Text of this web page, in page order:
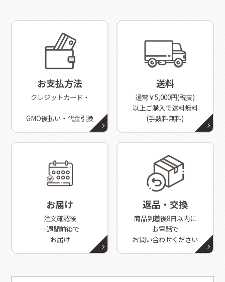
お支払方法
クレジットカード・
GMO後払い・代金引換
送料
通常￥5,000円(税抜)
以上ご購入で送料無料
(手数料無料)
お届け
注文確認後
一週間前後で
お届け
返品・交換
商品到着後8日以内に
お電話で
お問い合わせください